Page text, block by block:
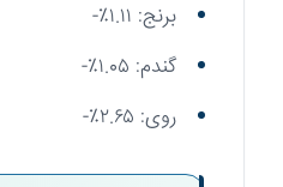
برنج: ۱.۱۱٪-
گندم: ۱.۰۵٪-
روی: ۲.۶۵٪-